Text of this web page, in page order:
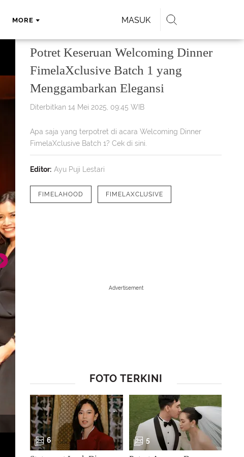
MORE MASUK
/7 Dengan dresscode warna hitam member FimelaXclusive Batch 1
Potret Keseruan Welcoming Dinner
FimelaXclusive Batch 1 yang
Menggambarkan Elegansi
Diterbitkan 14 Mei 2025, 09:45 WIB
Apa saja yang terpotret di acara Welcoming Dinner
FimelaXclusive Batch 1? Cek di sini.
Editor: Ayu Puji Lestari
FIMELAHOOD FIMELAXCLUSIVE
Advertisement
FOTO TERKINI
6 5